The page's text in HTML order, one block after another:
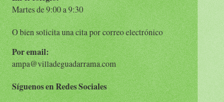
Martes de 9:00 a 9:30
O bien solicita una cita por correo electrónico
Por email:
ampa@villadeguadarrama.com
Síguenos en Redes Sociales